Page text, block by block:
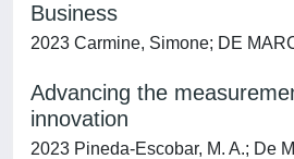
Business
2023 Carmine, Simone; DE
Advancing the
innovation
2023 Pineda-Escobar, M. A.; De